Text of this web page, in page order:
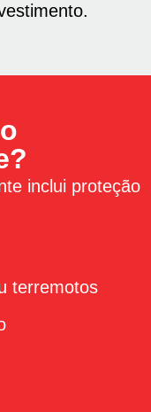
inclui proteção
terremotos